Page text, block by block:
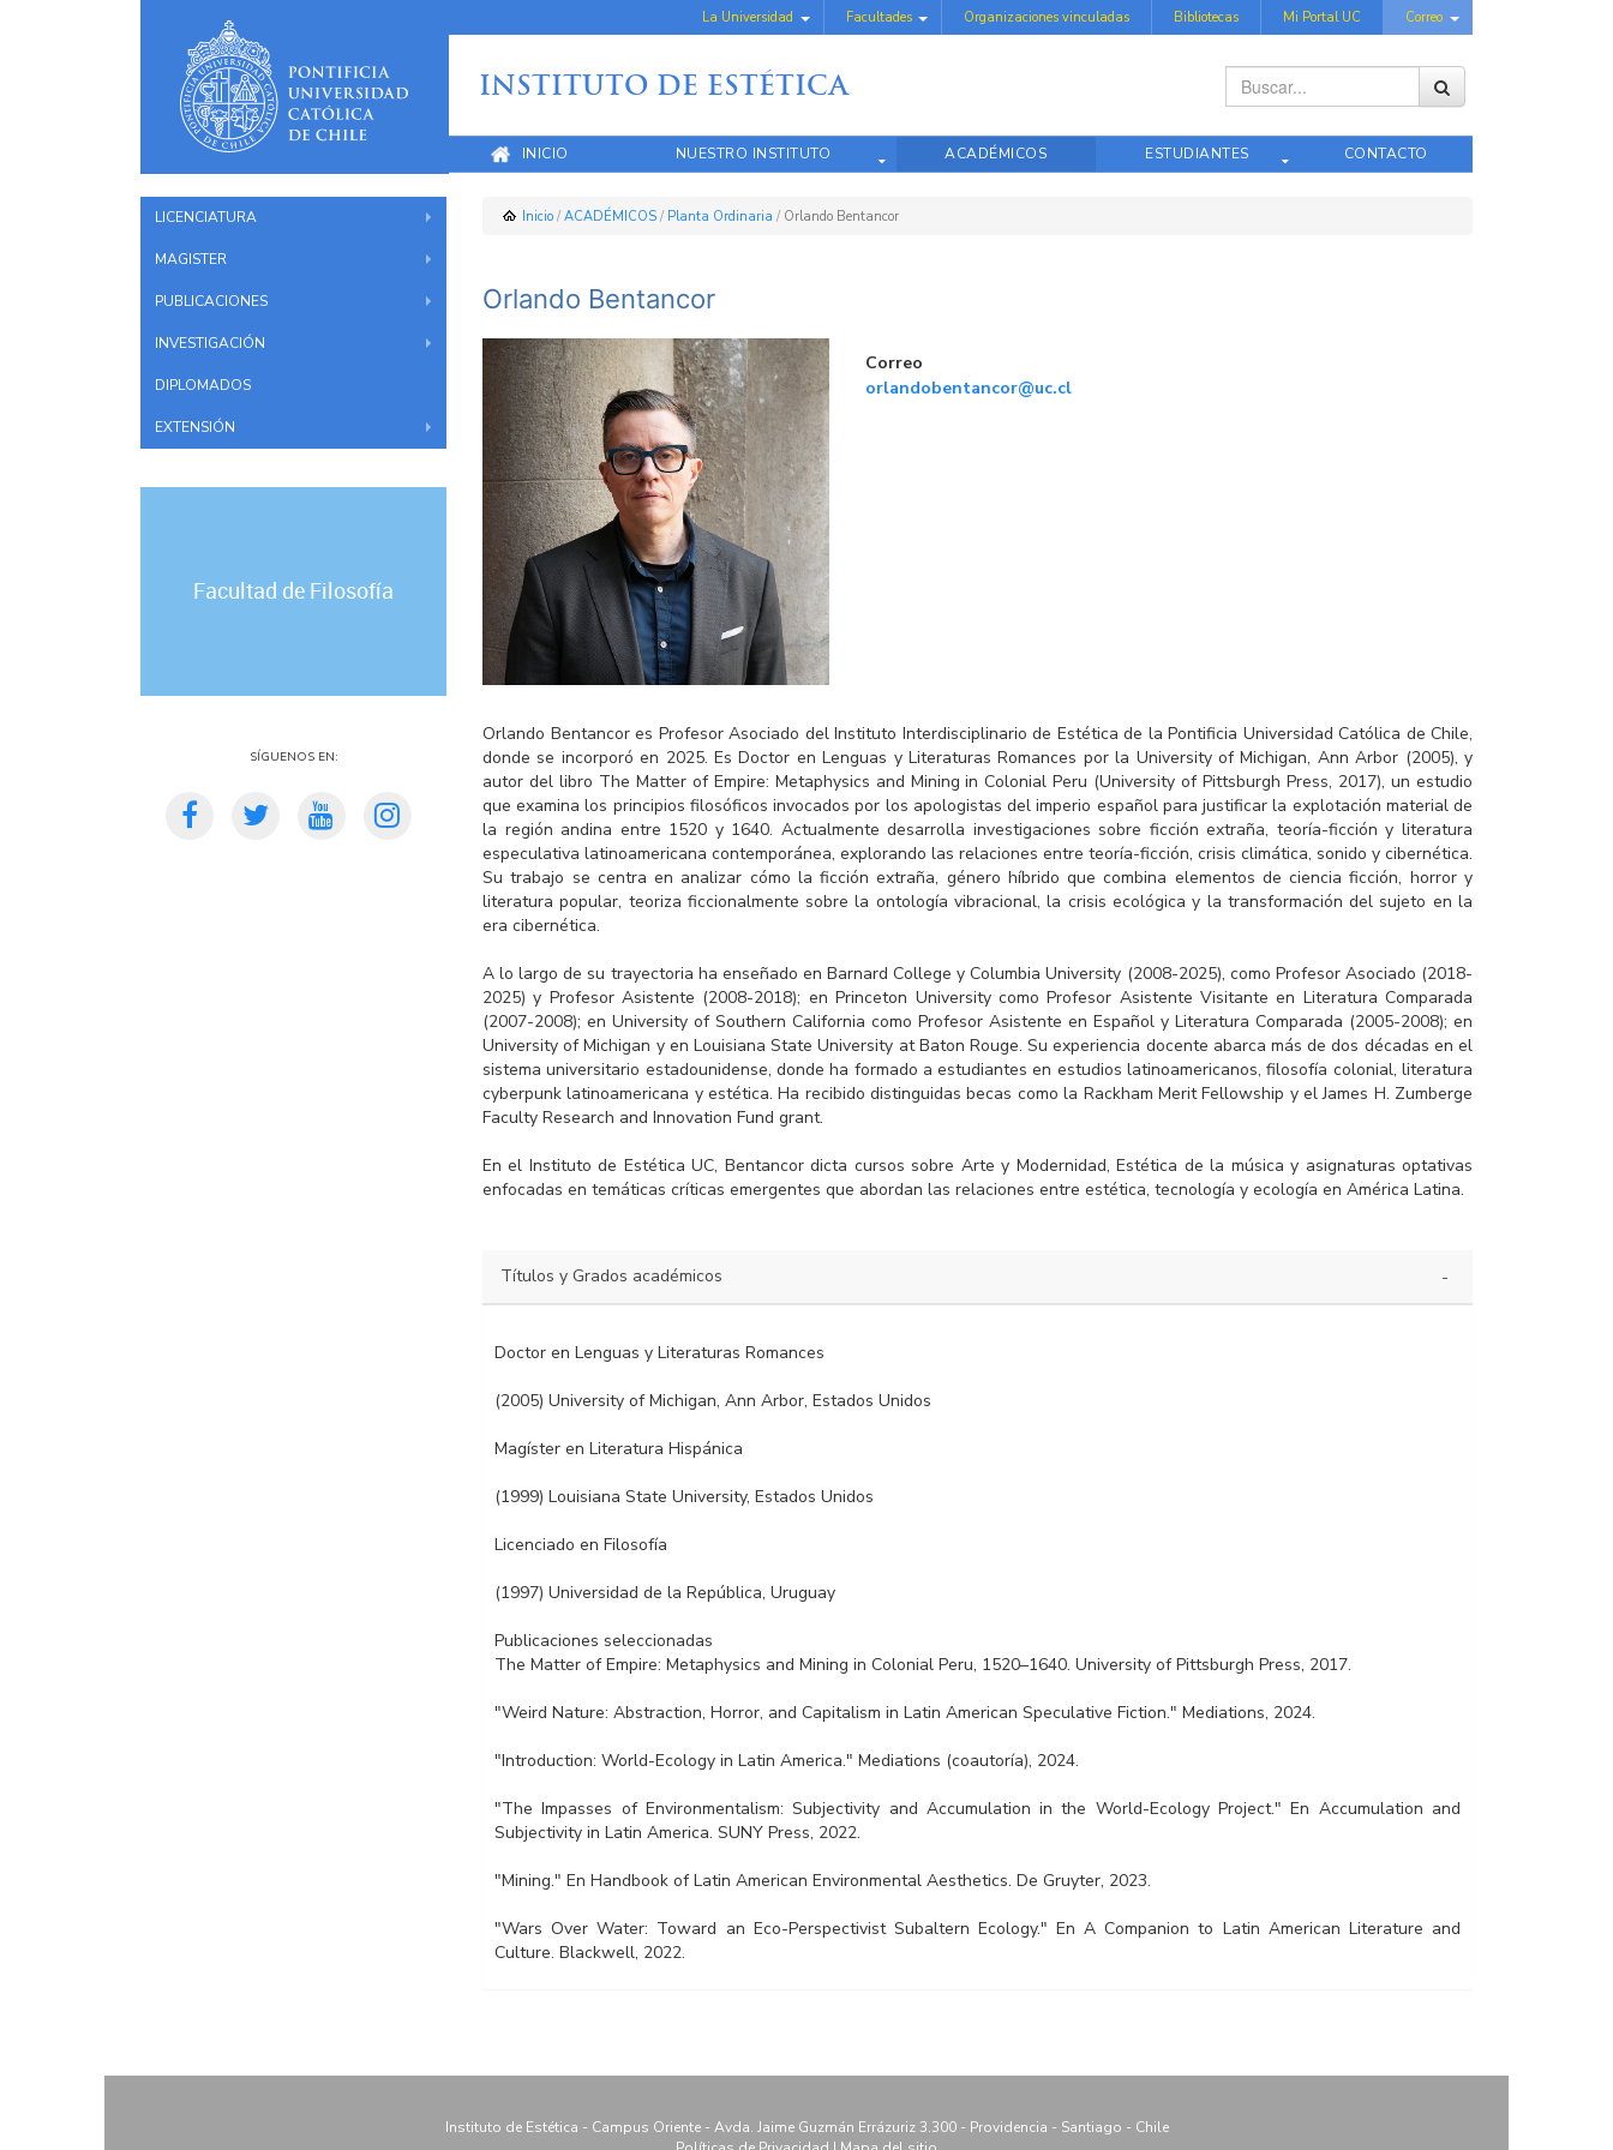
La Universidad Facultades Organizaciones vinculadas Bibliotecas Mi Portal UC Correo
INSTITUTO DE ESTÉTICA Buscar...
INICIO NUESTRO INSTITUTO ACADÉMICOS ESTUDIANTES CONTACTO
Inicio / ACADÉMICOS / Planta Ordinaria / Orlando Bentancor
Orlando Bentancor
Correo
orlandobentancor@uc.cl
Orlando Bentancor es Profesor Asociado del Instituto Interdisciplinario de Estética de la Pontificia Universidad Católica de Chile,
donde se incorporó en 2025. Es Doctor en Lenguas y Literaturas Romances por la University of Michigan, Ann Arbor (2005), y
autor del libro The Matter of Empire: Metaphysics and Mining in Colonial Peru (University of Pittsburgh Press, 2017), un estudio
que examina los principios filosóficos invocados por los apologistas del imperio español para justificar la explotación material de
la región andina entre 1520 y 1640. Actualmente desarrolla investigaciones sobre ficción extraña, teoría-ficción y literatura
especulativa latinoamericana contemporánea, explorando las relaciones entre teoría-ficción, crisis climática, sonido y cibernética.
Su trabajo se centra en analizar cómo la ficción extraña, género híbrido que combina elementos de ciencia ficción, horror y
literatura popular, teoriza ficcionalmente sobre la ontología vibracional, la crisis ecológica y la transformación del sujeto en la
era cibernética.
A lo largo de su trayectoria ha enseñado en Barnard College y Columbia University (2008-2025), como Profesor Asociado (2018-
2025) y Profesor Asistente (2008-2018); en Princeton University como Profesor Asistente Visitante en Literatura Comparada
(2007-2008); en University of Southern California como Profesor Asistente en Español y Literatura Comparada (2005-2008); en
University of Michigan y en Louisiana State University at Baton Rouge. Su experiencia docente abarca más de dos décadas en el
sistema universitario estadounidense, donde ha formado a estudiantes en estudios latinoamericanos, filosofía colonial, literatura
cyberpunk latinoamericana y estética. Ha recibido distinguidas becas como la Rackham Merit Fellowship y el James H. Zumberge
Faculty Research and Innovation Fund grant.
En el Instituto de Estética UC, Bentancor dicta cursos sobre Arte y Modernidad, Estética de la música y asignaturas optativas
enfocadas en temáticas críticas emergentes que abordan las relaciones entre estética, tecnología y ecología en América Latina.
Títulos y Grados académicos
Doctor en Lenguas y Literaturas Romances
(2005) University of Michigan, Ann Arbor, Estados Unidos
Magíster en Literatura Hispánica
(1999) Louisiana State University, Estados Unidos
Licenciado en Filosofía
(1997) Universidad de la República, Uruguay
Publicaciones seleccionadas
The Matter of Empire: Metaphysics and Mining in Colonial Peru, 1520–1640. University of Pittsburgh Press, 2017.
"Weird Nature: Abstraction, Horror, and Capitalism in Latin American Speculative Fiction." Mediations, 2024.
"Introduction: World-Ecology in Latin America." Mediations (coautoría), 2024.
"The Impasses of Environmentalism: Subjectivity and Accumulation in the World-Ecology Project." En Accumulation and
Subjectivity in Latin America. SUNY Press, 2022.
"Mining." En Handbook of Latin American Environmental Aesthetics. De Gruyter, 2023.
"Wars Over Water: Toward an Eco-Perspectivist Subaltern Ecology." En A Companion to Latin American Literature and
Culture. Blackwell, 2022.
LICENCIATURA
MAGISTER
PUBLICACIONES
INVESTIGACIÓN
DIPLOMADOS
EXTENSIÓN
Facultad de Filosofía
Síguenos en:
Instituto de Estética - Campus Oriente - Avda. Jaime Guzmán Errázuriz 3.300 - Providencia - Santiago - Chile